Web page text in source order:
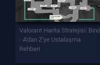
Valorant Harita Stratejisi: Bind
- A'dan Z'ye Ustalaşma
Rehberi